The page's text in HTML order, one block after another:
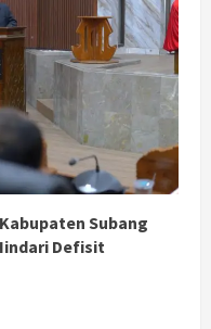
Subang
Defisit